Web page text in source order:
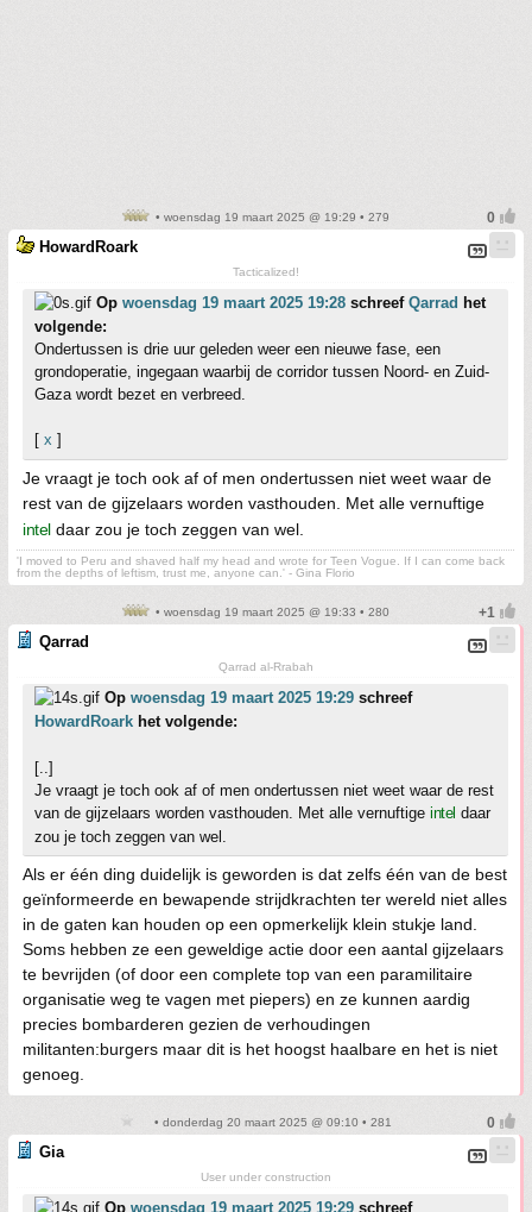
• woensdag 19 maart 2025 @ 19:29 • 279
HowardRoark
Tacticalized!
Op woensdag 19 maart 2025 19:28 schreef Qarrad het
volgende:
Ondertussen is drie uur geleden weer een nieuwe fase, een
grondoperatie, ingegaan waarbij de corridor tussen Noord- en Zuid-
Gaza wordt bezet en verbreed.
[ x ]
Je vraagt je toch ook af of men ondertussen niet weet waar de
rest van de gijzelaars worden vasthouden. Met alle vernuftige
inteldaar zou je toch zeggen van wel.
'I moved to Peru and shaved half my head and wrote for Teen Vogue. If I can come back
from the depths of leftism, trust me, anyone can.' - Gina Florio
• woensdag 19 maart 2025 @ 19:33 • 280
Qarrad
Qarrad al-Rrabah
Op woensdag 19 maart 2025 19:29 schreef
HowardRoark het volgende:
[..]
Je vraagt je toch ook af of men ondertussen niet weet waar de rest
van de gijzelaars worden vasthouden. Met alle vernuftige intel daar
zou je toch zeggen van wel.
Als er één ding duidelijk is geworden is dat zelfs één van de best
geïnformeerde en bewapende strijdkrachten ter wereld niet alles
in de gaten kan houden op een opmerkelijk klein stukje land.
Soms hebben ze een geweldige actie door een aantal gijzelaars
te bevrijden (of door een complete top van een paramilitaire
organisatie weg te vagen met piepers) en ze kunnen aardig
precies bombarderen gezien de verhoudingen
militanten:burgers maar dit is het hoogst haalbare en het is niet
genoeg.
• donderdag 20 maart 2025 @ 09:10 • 281
Gia
User under construction
Op woensdag 19 maart 2025 19:29 schreef